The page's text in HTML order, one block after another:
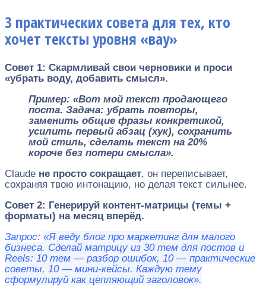
3 практических совета для тех, кто
хочет тексты уровня «вау»
Совет 1: Скармливай свои черновики и проси
«убрать воду, добавить смысл».
Пример: «Вот мой текст продающего
поста. Задача: убрать повторы,
заменить общие фразы конкретикой,
усилить первый абзац (хук), сохранить
мой стиль, сделать текст на 20%
короче без потери смысла».
Claude не просто сокращает, он переписывает,
сохраняя твою интонацию, но делая текст сильнее.
Совет 2: Генерируй контент-матрицы (темы +
форматы) на месяц вперёд.
Запрос: «Я веду блог про маркетинг для малого
бизнеса. Сделай матрицу из 30 тем для постов и
Reels: 10 тем — разбор ошибок, 10 — практические
советы, 10 — мини-кейсы. Каждую тему
сформулируй как цепляющий заголовок».